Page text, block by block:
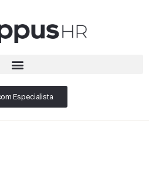
Especialista